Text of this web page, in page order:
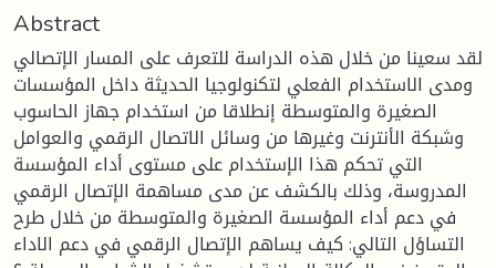
Abstract
لقد سعينا من خلال هذه الدراسة للتعرف على المسار الإتصالي
ومدى الاستخدام الفعلي لتكنولوجيا الحديثة داخل المؤسسات
الصغيرة والمتوسطة إنطلاقا من استخدام جهاز الحاسوب
وشبكة الأنترنت وغيرها من وسائل الاتصال الرقمي والعوامل
التي تحكم هذا الإستخدام على مستوى أداء المؤسسة
المدروسة، وذلك بالكشف عن مدى مساهمة الإتصال الرقمي
في دعم أداء المؤسسة الصغيرة والمتوسطة من خلال طرح
التساؤل التالي: كيف يساهم الإتصال الرقمي في دعم الاداء